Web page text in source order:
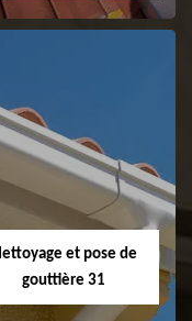
Etanchéité de
et faitière
31
et pose de
gouttière 31